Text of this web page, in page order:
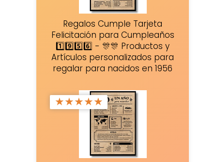
Regalos Cumple Tarjeta
Felicitación para Cumpleaños
1️⃣9️⃣5️⃣6️⃣ - 🎊🎊 Productos y
Artículos personalizados para
regalar para nacidos en 1956
★★★★★